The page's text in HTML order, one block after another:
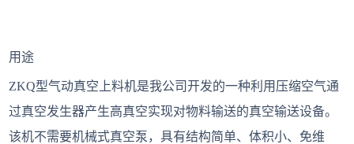
用途
ZKQ型气动真空上料机是我公司开发的一种利用压缩空气通
过真空发生器产生高真空实现对物料输送的真空输送设备。
该机不需要机械式真空泵，具有结构简单、体积小、免维